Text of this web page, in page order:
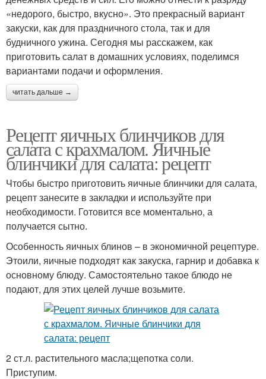
«недорого, быстро, вкусно». Это прекрасный вариант
закуски, как для праздничного стола, так и для
будничного ужина. Сегодня мы расскажем, как
приготовить салат в домашних условиях, поделимся
вариантами подачи и оформления.
читать дальше →
Рецепт яичных блинчиков для
салата с крахмалом. Яичные
блинчики для салата: рецепт
Чтобы быстро приготовить яичные блинчики для салата,
рецепт занесите в закладки и используйте при
необходимости. Готовится все моментально, а
получается сытно.
Особенность яичных блинов – в экономичной рецептуре.
Этоили, яичные подходят как закуска, гарнир и добавка к
основному блюду. Самостоятельно такое блюдо не
подают, для этих целей лучше возьмите.
2 ст.л. растительного масла;щепотка соли.
Приступим.